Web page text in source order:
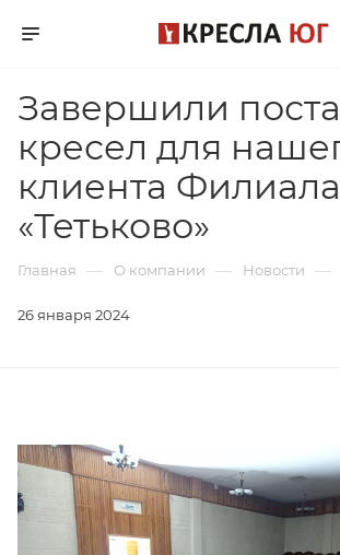
Завершили
кресел для
клиента Филиала
«Тетьково»
Главная — О компании — Новости —
26 января 2024